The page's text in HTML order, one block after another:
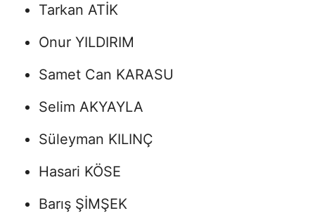
Tarkan ATİK
Onur YILDIRIM
Samet Can KARASU
Selim AKYAYLA
Süleyman KILINÇ
Hasari KÖSE
Barış ŞİMŞEK